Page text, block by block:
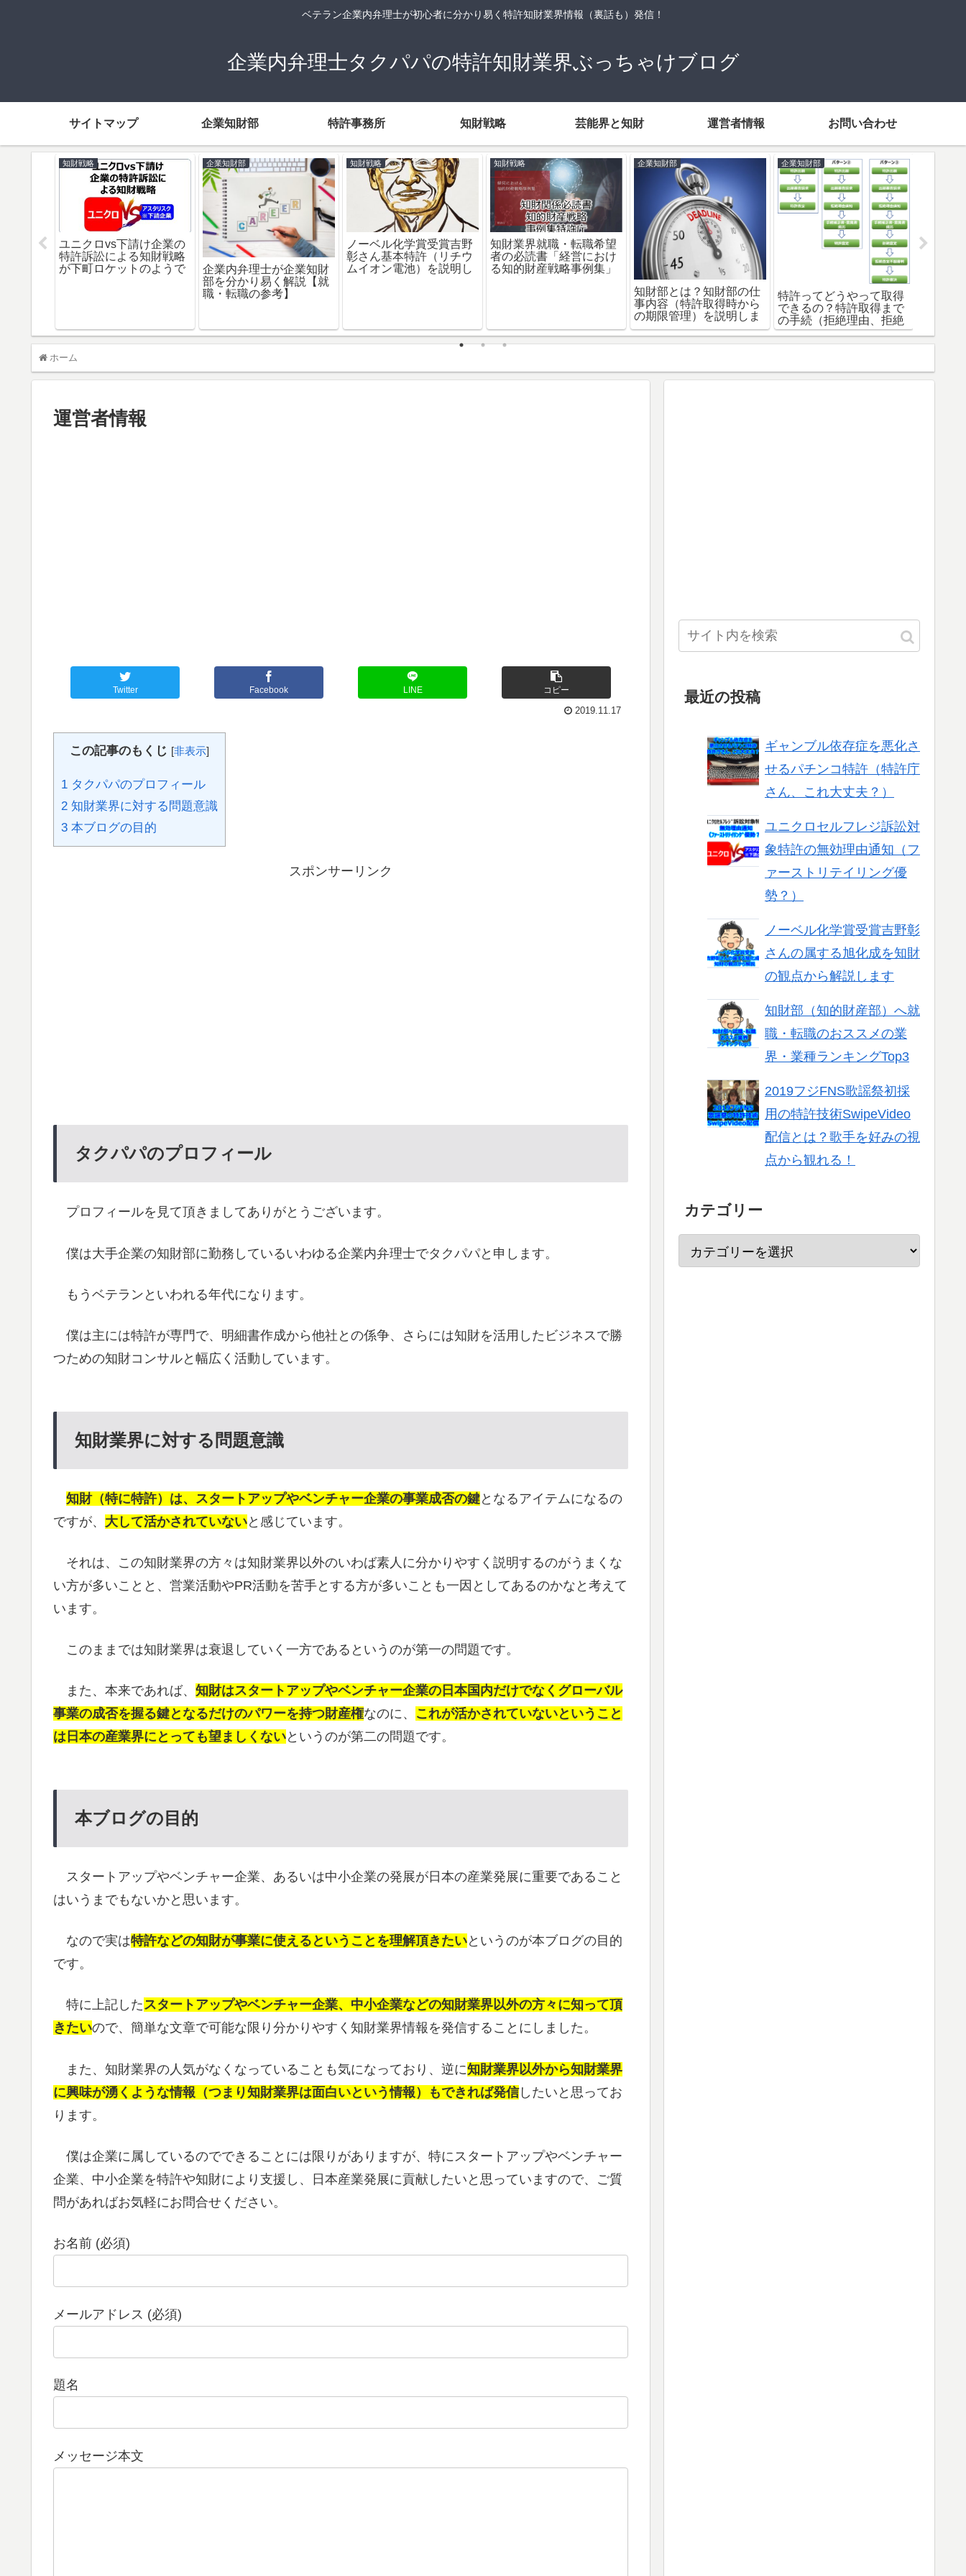
ベテラン企業内弁理士が初心者に分かり易く特許知財業界情報（裏話も）発信！
企業内弁理士タクパパの特許知財業界ぶっちゃけブログ
サイトマップ 企業知財部 特許事務所 知財戦略 芸能界と知財 運営者情報 お問い合わせ
企業知財部
知財部の仕事内容「期限
管理：特許出願～拒絶査
定」を説明します（実は
知財戦略
特許って儲かるの？主婦
のアイデア（発明）の例
で説明します。
企業知財部
知財部（知的財産部）へ
就職・転職のおススメの
業界・業種ランキング
企業知財部
知財部とは？知財部の仕
事内容（明細書作成、特
許出願）を説明します
知財戦略
ユニクロセルフレジ訴訟
対象特許の無効理由通知
（ファーストリテイリン
グ優勢？）
知財戦略
king&princeがCM出演の
ぷっちょ（UHA味覚糖）
特許戦略（知財戦略）が
ホーム
運営者情報
Twitter Facebook LINE コピー
2019.11.17
この記事のもくじ [非表示]
1 タクパパのプロフィール
2 知財業界に対する問題意識
3 本ブログの目的
スポンサーリンク
タクパパのプロフィール
プロフィールを見て頂きましてありがとうございます。
僕は大手企業の知財部に勤務しているいわゆる企業内弁理士でタクパパと申します。
もうベテランといわれる年代になります。
僕は主には特許が専門で、明細書作成から他社との係争、さらには知財を活用したビジネスで勝
つための知財コンサルと幅広く活動しています。
知財業界に対する問題意識
知財（特に特許）は、スタートアップやベンチャー企業の事業成否の鍵となるアイテムになるの
ですが、 大して活かされていないと感じています。
それは、この知財業界の方々は知財業界以外のいわば素人に分かりやすく説明するのがうまくな
い方が多いことと、営業活動やPR活動を苦手とする方が多いことも一因としてあるのかなと考えて
います。
このままでは知財業界は衰退していく一方であるというのが第一の問題です。
また、本来であれば、 知財はスタートアップやベンチャー企業の日本国内だけでなくグローバル
事業の成否を握る鍵となるだけのパワーを持つ財産権なのに、 これが活かされていないということ
は日本の産業界にとっても望ましくないというのが第二の問題です。
本ブログの目的
スタートアップやベンチャー企業、あるいは中小企業の発展が日本の産業発展に重要であること
はいうまでもないかと思います。
なので実は特許などの知財が事業に使えるということを理解頂きたいというのが本ブログの目的
です。
特に上記したスタートアップやベンチャー企業、中小企業などの知財業界以外の方々に知って頂
きたいので、簡単な文章で可能な限り分かりやすく知財業界情報を発信することにしました。
また、知財業界の人気がなくなっていることも気になっており、逆に知財業界以外から知財業界
に興味が湧くような情報（つまり知財業界は面白いという情報）もできれば発信したいと思ってお
ります。
僕は企業に属しているのでできることには限りがありますが、特にスタートアップやベンチャー
企業、中小企業を特許や知財により支援し、日本産業発展に貢献したいと思っていますので、ご質
問があればお気軽にお問合せください。
お名前 (必須)
メールアドレス (必須)
題名
メッセージ本文
最近の投稿
ギャンブル依存症を悪化さ
せるパチンコ特許（特許庁
さん、これ大丈夫？）
ユニクロセルフレジ訴訟対
象特許の無効理由通知（フ
ァーストリテイリング優
勢？）
ノーベル化学賞受賞吉野彰
さんの属する旭化成を知財
の観点から解説します
知財部（知的財産部）へ就
職・転職のおススメの業
界・業種ランキングTop3
2019フジFNS歌謡祭初採
用の特許技術SwipeVideo
配信とは？歌手を好みの視
点から観れる！
カテゴリー